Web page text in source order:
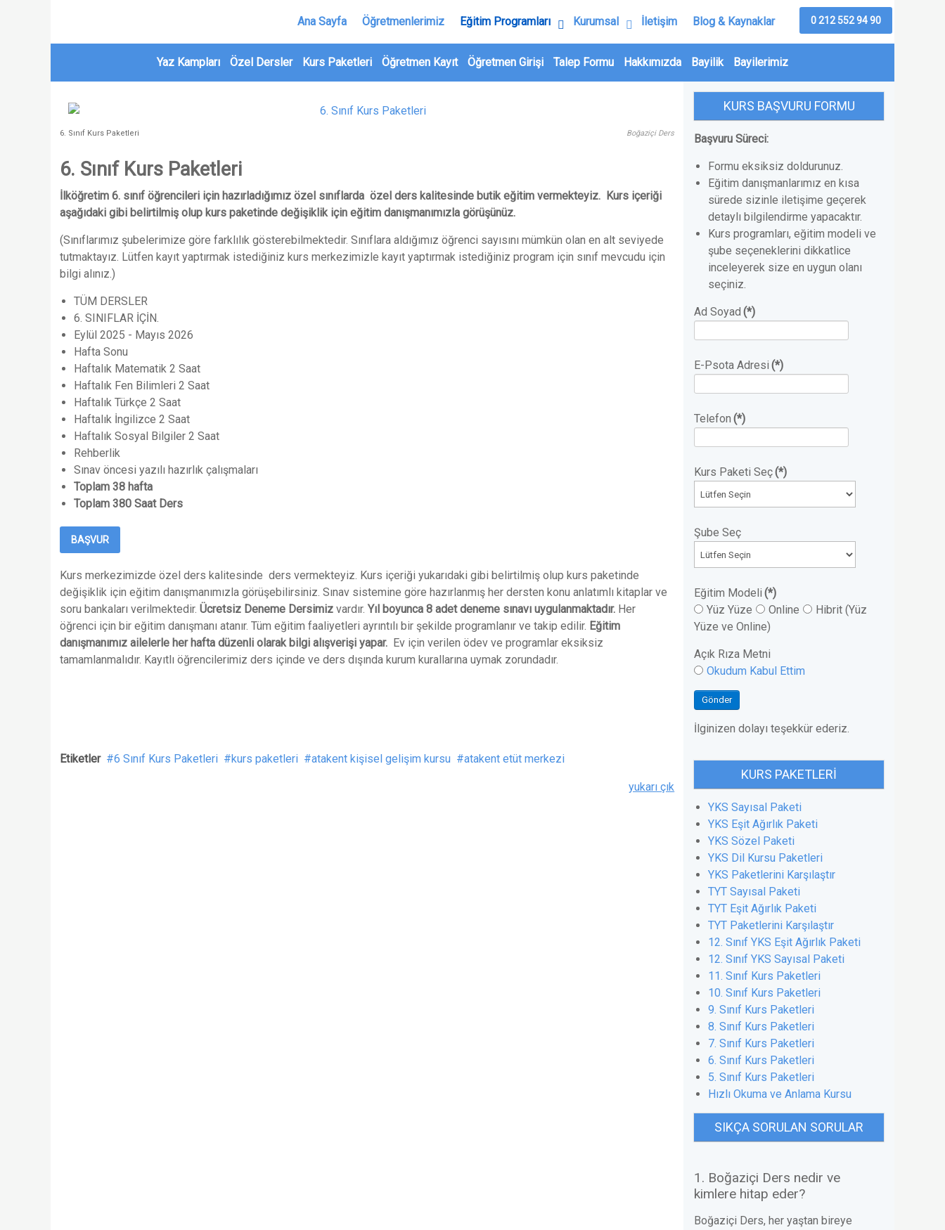
Ana Sayfa Öğretmenlerimiz Eğitim Programları Kurumsal İletişim Blog & Kaynaklar 0 212 552 94 90
Yaz Kampları Özel Dersler Kurs Paketleri Öğretmen Kayıt Öğretmen Girişi Talep Formu Hakkımızda Bayilik Bayilerimiz
6. Sınıf Kurs Paketleri Boğaziçi Ders
6. Sınıf Kurs Paketleri
İlköğretim 6. sınıf öğrencileri için hazırladığımız özel sınıflarda özel ders kalitesinde butik eğitim vermekteyiz. Kurs içeriği
aşağıdaki gibi belirtilmiş olup kurs paketinde değişiklik için eğitim danışmanımızla görüşünüz.
(Sınıflarımız şubelerimize göre farklılık gösterebilmektedir. Sınıflara aldığımız öğrenci sayısını mümkün olan en alt seviyede
tutmaktayız. Lütfen kayıt yaptırmak istediğiniz kurs merkezimizle kayıt yaptırmak istediğiniz program için sınıf mevcudu için
bilgi alınız.)
TÜM DERSLER
6. SINIFLAR İÇİN.
Eylül 2025 - Mayıs 2026
Hafta Sonu
Haftalık Matematik 2 Saat
Haftalık Fen Bilimleri 2 Saat
Haftalık Türkçe 2 Saat
Haftalık İngilizce 2 Saat
Haftalık Sosyal Bilgiler 2 Saat
Rehberlik
Sınav öncesi yazılı hazırlık çalışmaları
Toplam 38 hafta
Toplam 380 Saat Ders
BAŞVUR
Kurs merkezimizde özel ders kalitesinde ders vermekteyiz. Kurs içeriği yukarıdaki gibi belirtilmiş olup kurs paketinde
değişiklik için eğitim danışmanımızla görüşebilirsiniz. Sınav sistemine göre hazırlanmış her dersten konu anlatımlı kitaplar ve
soru bankaları verilmektedir. Ücretsiz Deneme Dersimizvardır. Yıl boyunca 8 adet deneme sınavı uygulanmaktadır.Her
öğrenci için bir eğitim danışmanı atanır. Tüm eğitim faaliyetleri ayrıntılı bir şekilde programlanır ve takip edilir. Eğitim
danışmanımız ailelerle her hafta düzenli olarak bilgi alışverişi yapar.Ev için verilen ödev ve programlar eksiksiz
tamamlanmalıdır. Kayıtlı öğrencilerimiz ders içinde ve ders dışında kurum kurallarına uymak zorundadır.
Etiketler 6 Sınıf Kurs Paketleri kurs paketleri atakent kişisel gelişim kursu atakent etüt merkezi
yukarı çık
KURS BAŞVURU FORMU
Başvuru Süreci:
Formu eksiksiz doldurunuz.
Eğitim danışmanlarımız en kısa
sürede sizinle iletişime geçerek
detaylı bilgilendirme yapacaktır.
Kurs programları, eğitim modeli ve
şube seçeneklerini dikkatlice
inceleyerek size en uygun olanı
seçiniz.
Ad Soyad (*)
E-Psota Adresi (*)
Telefon (*)
Kurs Paketi Seç(*)
Şube Seç
Eğitim Modeli (*)
Yüz Yüze
Online
Hibrit (Yüz
Yüze ve Online)
Açık Rıza Metni
Okudum Kabul Ettim
Gönder
İlginizen dolayı teşekkür ederiz.
KURS PAKETLERI
YKS Sayısal Paketi
YKS Eşit Ağırlık Paketi
YKS Sözel Paketi
YKS Dil Kursu Paketleri
YKS Paketlerini Karşılaştır
TYT Sayısal Paketi
TYT Eşit Ağırlık Paketi
TYT Paketlerini Karşılaştır
12. Sınıf YKS Eşit Ağırlık Paketi
12. Sınıf YKS Sayısal Paketi
11. Sınıf Kurs Paketleri
10. Sınıf Kurs Paketleri
9. Sınıf Kurs Paketleri
8. Sınıf Kurs Paketleri
7. Sınıf Kurs Paketleri
6. Sınıf Kurs Paketleri
5. Sınıf Kurs Paketleri
Hızlı Okuma ve Anlama Kursu
SIKÇA SORULAN SORULAR
1. Boğaziçi Ders nedir ve
kimlere hitap eder?
Boğaziçi Ders, her yaştan bireye